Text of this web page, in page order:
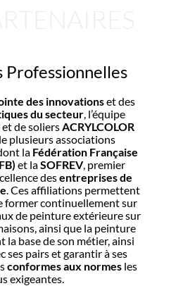
des innovationset des
du secteur , l’équipe
de soliers ACRYLCOLOR
plusieurs associations
la Fédération Française
et laSOFREV, premier
desentreprises de
. Ces affiliations permettent
former continuellement sur
de peinture extérieure sur
ainsi que la peinture
la base de son métier, ainsi
ses pairs et garantir à ses
conformes aux normes les
exigeantes.